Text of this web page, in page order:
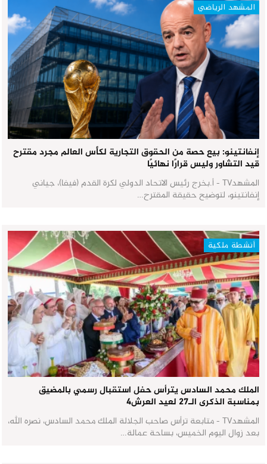
المشهد الرياضي
إنفانتينو: بيع حصة من الحقوق التجارية لكأس العالم مجرد مقترح
قيد التشاور وليس قرارًا نهائيًا
المشهدTV - أ.بخرج رئيس الاتحاد الدولي لكرة القدم (فيفا)، جياني
إنفانتينو، لتوضيح حقيقة المقترح…
أنشطة ملكية
الملك محمد السادس يترأس حفل استقبال رسمي بالمضيق
بمناسبة الذكرى الـ27 لعيد العرش٤
المشهدTV - متابعة ترأس صاحب الجلالة الملك محمد السادس، نصره الله،
بعد زوال اليوم الخميس، بساحة عمالة…